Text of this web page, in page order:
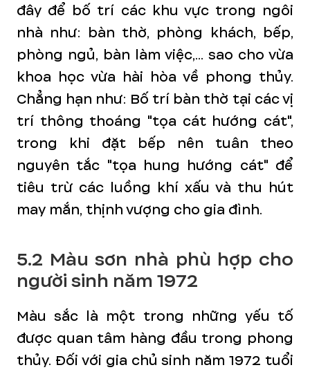
đây để bố trí các khu vực trong ngôi
nhà như: bàn thờ, phòng khách, bếp,
phòng ngủ, bàn làm việc,... sao cho vừa
khoa học vừa hài hòa về phong thủy.
Chẳng hạn như: Bố trí bàn thờ tại các vị
trí thông thoáng "tọa cát hướng cát",
trong khi đặt bếp nên tuân theo
nguyên tắc "tọa hung hướng cát" để
tiêu trừ các luồng khí xấu và thu hút
may mắn, thịnh vượng cho gia đình.
5.2 Màu sơn nhà phù hợp cho
người sinh năm 1972
Màu sắc là một trong những yếu tố
được quan tâm hàng đầu trong phong
thủy. Đối với gia chủ sinh năm 1972 tuổi